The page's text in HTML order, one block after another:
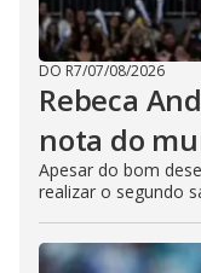
DO R7/07/08/2026
Rebeca
nota do
Apesar do bom
realizar o segundo